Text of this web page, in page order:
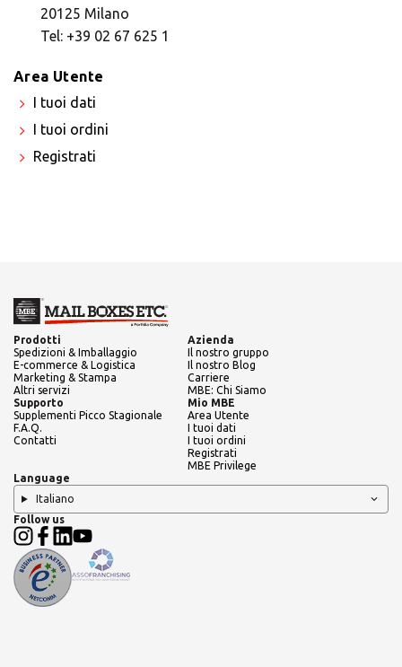
20125 Milano
Tel: +39 02 67 625 1
Area Utente
I tuoi dati
I tuoi ordini
Registrati
Prodotti
Spedizioni & Imballaggio
E-commerce & Logistica
Marketing & Stampa
Altri servizi
Azienda
Il nostro gruppo
Il nostro Blog
Carriere
MBE: Chi Siamo
Supporto
Supplementi Picco Stagionale
F.A.Q.
Contatti
Mio MBE
Area Utente
I tuoi dati
I tuoi ordini
Registrati
MBE Privilege
Language
Italiano
Follow us
Africa
Americas
ROW
CERCA
Cerchi un'alternativa?
CERCA TRA GLI OLTRE 500 CENTRI IN
Oppure puoi